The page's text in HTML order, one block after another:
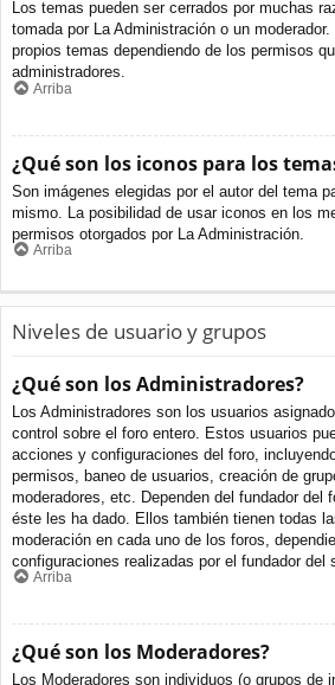
Los temas pueden ser cerrados por muchas
tomada por La Administración o un
propios temas dependiendo de los permisos
administradores.
Arriba
¿Qué son los iconos para los
Son imágenes elegidas por el autor del tema
mismo. La posibilidad de usar iconos en los
permisos otorgados por La Administración.
Arriba
Niveles de usuario y grupos
¿Qué son los Administradores?
Los Administradores son los usuarios
control sobre el foro entero. Estos usuarios
acciones y configuraciones del foro,
permisos, baneo de usuarios, creación de
moderadores, etc. Dependen del fundador del
éste les ha dado. Ellos también tienen todas
moderación en cada uno de los foros,
configuraciones realizadas por el fundador del
Arriba
¿Qué son los Moderadores?
Los Moderadores son individuos (o grupos de